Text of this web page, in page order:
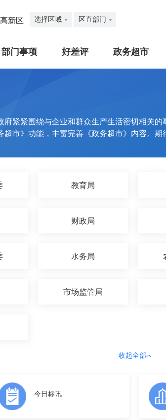
新区 选择区域 区直部门
部门事项 好差评 政务超市
府紧紧围绕与企业和群众生产生活密切相
市》功能，丰富完善《政务超市》内容。
教育局
财政局
水务局
市场监管局
收起全部
今日标讯